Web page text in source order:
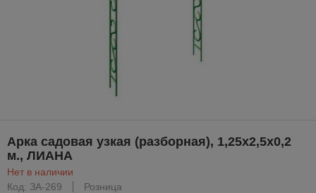
Арка садовая узкая (разборная), 1,25х2,5х0,2
м., ЛИАНА
Нет в наличии
Код: ЗА-269
Розница